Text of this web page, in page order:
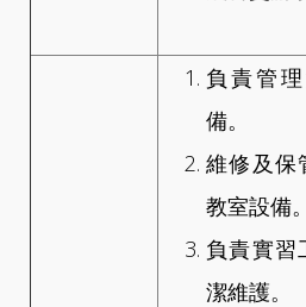
負責管
備。
維修及保
教室設備。
負責實習
潔維護。